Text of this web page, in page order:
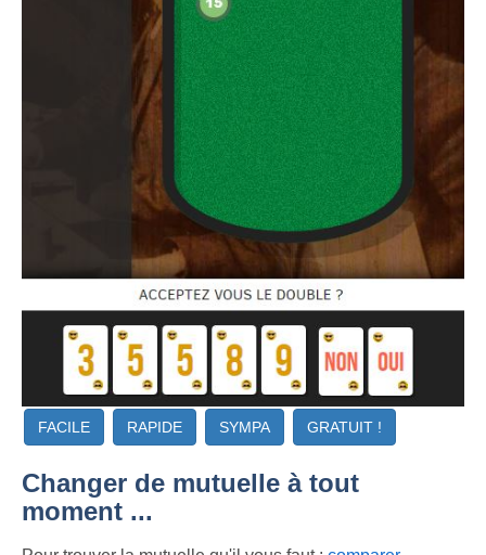
FACILE RAPIDE SYMPA GRATUIT !
Changer de mutuelle à tout
moment ...